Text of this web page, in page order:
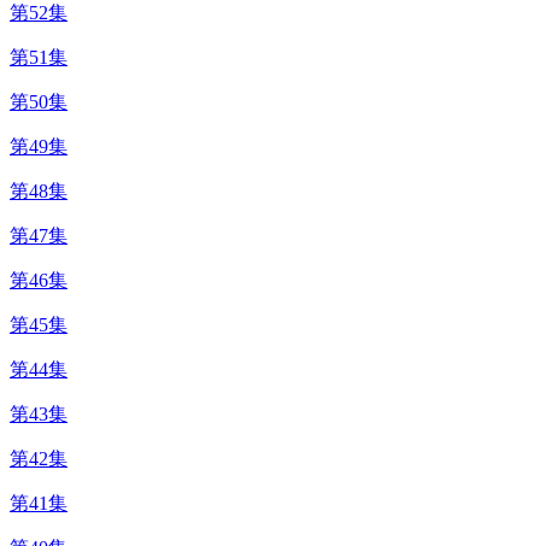
第52集
第51集
第50集
第49集
第48集
第47集
第46集
第45集
第44集
第43集
第42集
第41集